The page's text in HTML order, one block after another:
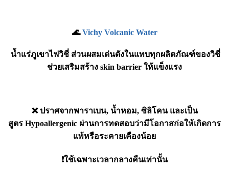
🌊Vichy Volcanic Water
น้ำแร่ภูเขาไฟวิชี่ ส่วนผสมเด่นดังในแทบทุกผลิตภัณฑ์ของวิชี่
ช่วยเสริมสร้าง skin barrier ให้แข็งแรง
❌ ปราศจากพาราเบน, น้ำหอม, ซิลิโคน และเป็น
สูตร Hypoallergenic ผ่านการทดสอบว่ามีโอกาสก่อให้เกิดการ
แพ้หรือระคายเคืองน้อย
❗️ใช้เฉพาะเวลากลางคืนเท่านั้น